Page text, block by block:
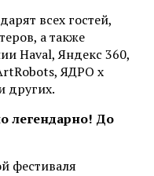
всех гостей,
а также
Haval, Яндекс 360,
ЯДРО х
других.
легендарно! До
фестиваля